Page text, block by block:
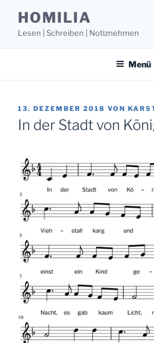
Inhalt
springen
HOMILIA
Lesen | Schreiben | Notiznehmen
Menü
VERÖFFENTLICHT
AM
13. DEZEMBER 2018 VON
In der Stadt von